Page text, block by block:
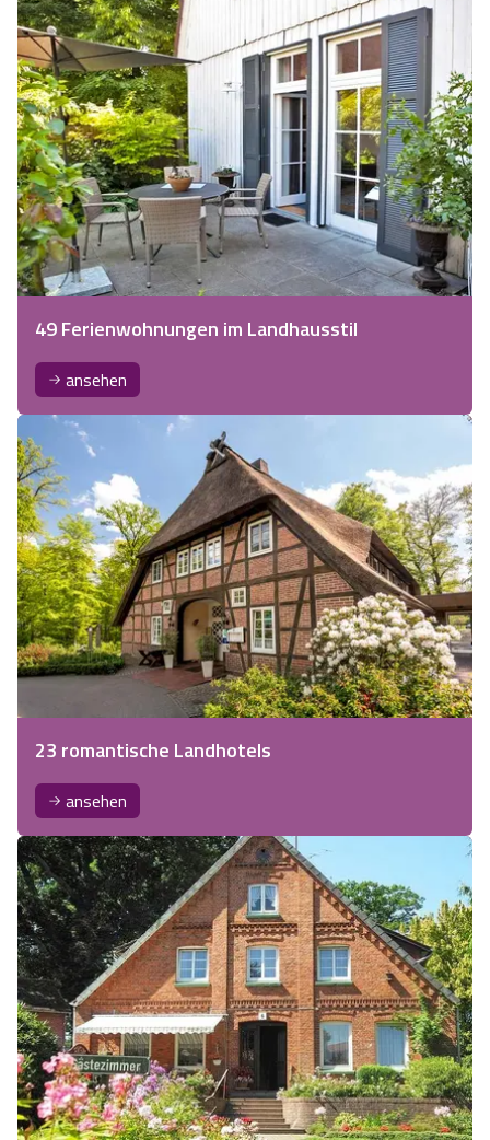
49 Ferienwohnungen im Landhausstil
ansehen
23 romantische Landhotels
ansehen